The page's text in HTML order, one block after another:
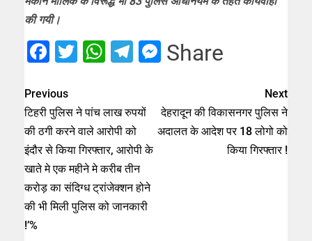
की गयी।
Facebook
Twitter
WhatsApp
Telegram
Messenger
Share
Previous
टिहरी पुलिस ने पांच लाख रुपयों
की ठगी करने वाले आरोपी को
इंदौर से किया गिरफ्तार, आरोपी के
खाते मे एक महीने मे करीब तीन
करोड़ का संदिग्ध ट्रांजेक्शन होने
की भी मिली पुलिस को जानकारी
!’%
Next
देहरादून की विकासनगर पुलिस ने
अदालत के आदेश पर 18 लोगो को
किया गिरफ्तार !